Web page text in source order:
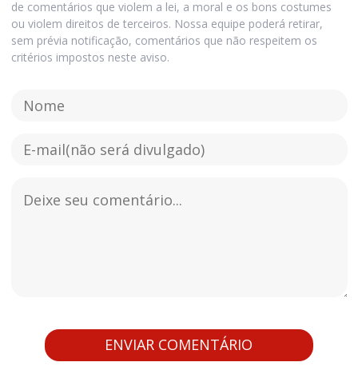
de comentários que violem a lei, a moral e os bons costumes
ou violem direitos de terceiros. Nossa equipe poderá retirar,
sem prévia notificação, comentários que não respeitem os
critérios impostos neste aviso.